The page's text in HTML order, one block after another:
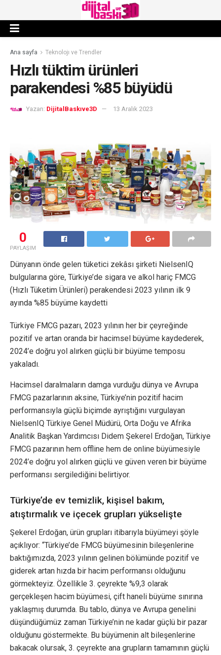
Ana sayfa Teknolojı ve Trendler
Hızlı tüktim ürünleri
parakendesi %85 büyüdü
Yazan: DijitalBaskıve3D 13 Aralık 2023
0
PAYLAŞIM
Dünyanın önde gelen tüketici zekâsı şirketi NielsenIQ
bulgularına göre, Türkiye’de sigara ve alkol hariç FMCG
(Hızlı Tüketim Ürünleri) perakendesi 2023 yılının ilk 9
ayında %85 büyüme kaydetti
Türkiye FMCG pazarı, 2023 yılının her bir çeyreğinde
pozitif ve artan oranda bir hacimsel büyüme kaydederek,
2024’e doğru yol alırken güçlü bir büyüme temposu
yakaladı.
Hacimsel daralmaların damga vurduğu dünya ve Avrupa
FMCG pazarlarının aksine, Türkiye’nin pozitif hacim
performansıyla güçlü biçimde ayrıştığını vurgulayan
NielsenIQ Türkiye Genel Müdürü, Orta Doğu ve Afrika
Analitik Başkan Yardımcısı Didem Şekerel Erdoğan, Türkiye
FMCG pazarının hem offline hem de online büyümesiyle
2024’e doğru yol alırken güçlü ve güven veren bir büyüme
performansı sergilediğini belirtiyor.
Türkiye’de ev temizlik, kişisel bakım,
atıştırmalık ve içecek grupları yükselişte
Şekerel Erdoğan, ürün grupları itibarıyla büyümeyi şöyle
açıklıyor: “Türkiye’de FMCG büyümesinin bileşenlerine
baktığımızda, 2023 yılının gelinen bölümünde pozitif ve
giderek artan hızda bir hacim performansı olduğunu
görmekteyiz. Özellikle 3. çeyrekte %9,3 olarak
gerçekleşen hacim büyümesi, çift haneli büyüme sınırına
yaklaşmış durumda. Bu tablo, dünya ve Avrupa genelini
düşündüğümüz zaman Türkiye’nin ne kadar güçlü bir pazar
olduğunu göstermekte. Bu büyümenin alt bileşenlerine
bakacak olursak, 3. çeyrekte ana grupların tamamının güçlü